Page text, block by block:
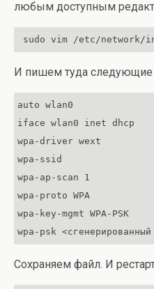
любым доступным
sudo vim /etc/network/
И пишем туда следующие
auto wlan0
iface wlan0 inet dhcp
wpa-driver wext
wpa-ssid
wpa-ap-scan 1
wpa-proto WPA
wpa-key-mgmt WPA-PSK
wpa-psk
Сохраняем файл. И